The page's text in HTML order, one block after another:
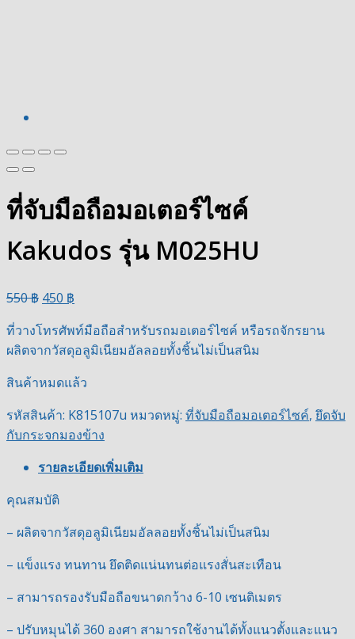
ที่จับมือถือมอเตอร์ไซค์
Kakudos รุ่น M025HU
550฿ 450 ฿
ที่วางโทรศัพท์มือถือสำหรับรถมอเตอร์ไซค์ หรือรถจักรยาน
ผลิตจากวัสดุอลูมิเนียมอัลลอยทั้งชิ้นไม่เป็นสนิม
สินค้าหมดแล้ว
รหัสสินค้า: K815107u หมวดหมู่: ที่จับมือถือมอเตอร์ไซค์, ยึดจับ
กับกระจกมองข้าง
รายละเอียดเพิ่มเติม
คุณสมบัติ
– ผลิตจากวัสดุอลูมิเนียมอัลลอยทั้งชิ้นไม่เป็นสนิม
– แข็งแรง ทนทาน ยึดติดแน่นทนต่อแรงสั่นสะเทือน
– สามารถรองรับมือถือขนาดกว้าง 6-10 เซนติเมตร
– ปรับหมุนได้ 360 องศา สามารถใช้งานได้ทั้งแนวตั้งและแนว